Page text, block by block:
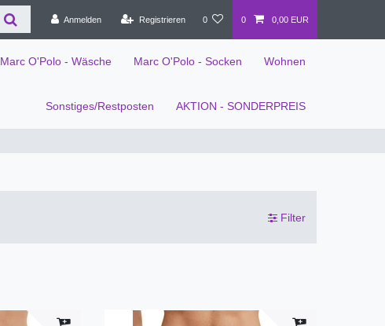
Anmelden Registrieren 0 0 0,00 EUR
Marc O'Polo - Wäsche Marc O'Polo - Socken Wohnen
Sonstiges/Restposten AKTION - SONDERPREIS
Filter